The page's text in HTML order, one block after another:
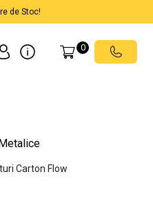
de Stoc!
0
Carton Flow